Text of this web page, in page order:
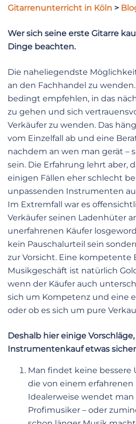
Gitarrenunterricht in Köln >
Wer sich seine erste Gitarre
Dinge beachten.
Die naheliegendste
an den Fachhandel zu
bedingt empfehlen, in das
zu gehen und sich
Verkäufer zu wenden. Das
vom Einzelfall ab und eine
nachdem an wen man gerät –
sein. Die Erfahrung lehrt aber,
einigen Fällen eher schlecht
unpassenden Instrumenten
Im Extremfall war es
Verkäufer seinen Ladenhüter
unerfahrenen Käufer
kein Pauschalurteil sein
zur Vorsicht. Eine kompetente
Musikgeschäft ist natürlich
wenn der Käufer auch
sich um Kompetenz und eine
oder ob es sich um pure
Deshalb hier einige
Instrumentenkauf etwas
Man findet keine bessere
die von einem erfahrenen
Idealerweise wendet man
Profimusiker – oder